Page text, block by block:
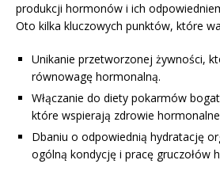
produkcji hormonów i ich
Oto kilka kluczowych punktów, które
Unikanie przetworzonej żywności,
równowagę hormonalną.
Włączanie do diety pokarmów
które wspierają zdrowie
Dbaniu o odpowiednią hydratację
ogólną kondycję i pracę gruczołów